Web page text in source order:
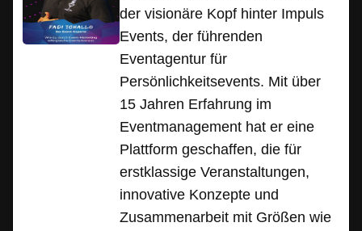
der visionäre Kopf hinter Impuls
Events, der führenden
Eventagentur für
Persönlichkeitsevents. Mit über
15 Jahren Erfahrung im
Eventmanagement hat er eine
Plattform geschaffen, die für
erstklassige Veranstaltungen,
innovative Konzepte und
Zusammenarbeit mit Größen wie